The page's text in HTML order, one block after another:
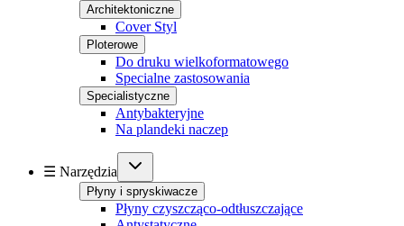
Architektoniczne
Cover Styl
Ploterowe
Do druku wielkoformatowego
Specialne zastosowania
Specialistyczne
Antybakteryjne
Na plandeki naczep
☰ Narzędzia
Płyny i spryskiwacze
Płyny czyszcząco-odtłuszczające